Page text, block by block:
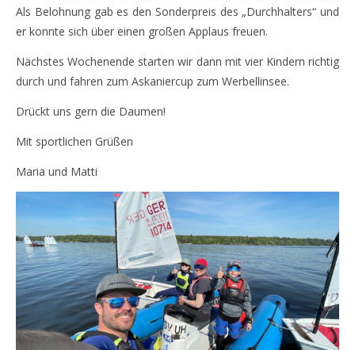
Als Belohnung gab es den Sonderpreis des „Durchhalters“ und
er konnte sich über einen großen Applaus freuen.
Nächstes Wochenende starten wir dann mit vier Kindern richtig
durch und fahren zum Askaniercup zum Werbellinsee.
Drückt uns gern die Daumen!
Mit sportlichen Grüßen
Maria und Matti